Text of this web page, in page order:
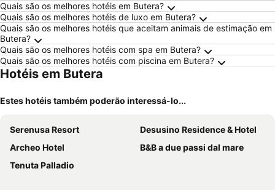
Quais são os melhores hotéis em Butera?
Quais são os melhores hotéis de luxo em Butera?
Quais são os melhores hotéis que aceitam animais de estimação em
Butera?
Quais são os melhores hotéis com spa em Butera?
Quais são os melhores hotéis com piscina em Butera?
Hotéis em Butera
Estes hotéis também poderão interessá-lo...
Serenusa Resort
Desusino Residence & Hotel
Archeo Hotel
B&B a due passi dal mare
Tenuta Palladio